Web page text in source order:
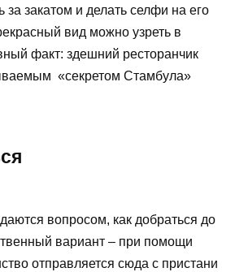
за закатом и делать селфи на его
вид можно узреть в
факт: здешний ресторанчик
«секретом Стамбула»
вопросом, как добраться до
вариант – при помощи
отправляется сюда с пристани